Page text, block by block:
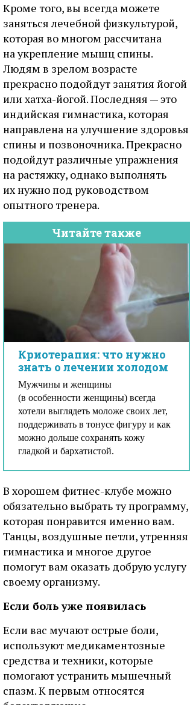
Кроме того, вы всегда можете
заняться лечебной физкультурой,
которая во многом рассчитана
на укрепление мышц спины.
Людям в зрелом возрасте
прекрасно подойдут занятия йогой
или хатха-йогой. Последняя — это
индийская гимнастика, которая
направлена на улучшение здоровья
спины и позвоночника. Прекрасно
подойдут различные упражнения
на растяжку, однако выполнять
их нужно под руководством
опытного тренера.
Читайте также
Криотерапия: что нужно
знать о лечении холодом
Мужчины и женщины
(в особенности женщины) всегда
хотели выглядеть моложе своих лет,
поддерживать в тонусе фигуру и как
можно дольше сохранять кожу
гладкой и бархатистой.
В хорошем фитнес-клубе можно
обязательно выбрать ту программу,
которая понравится именно вам.
Танцы, воздушные петли, утренняя
гимнастика и многое другое
помогут вам оказать добрую услугу
своему организму.
Если боль уже появилась
Если вас мучают острые боли,
используют медикаментозные
средства и техники, которые
помогают устранить мышечный
спазм. К первым относятся